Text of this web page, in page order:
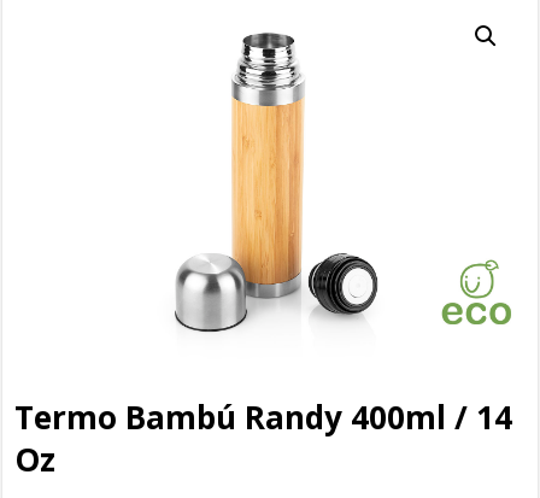
Termo Bambú Randy 400ml / 14
Oz